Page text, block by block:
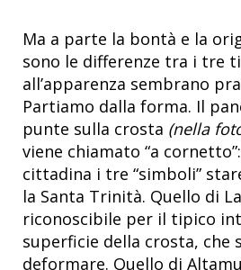
Ma a parte la bontà e la
sono le differenze tra i tre
all’apparenza sembrano
Partiamo dalla forma. Il
punte sulla crosta (nella
viene chiamato “a
cittadina i tre “simboli”
la Santa Trinità. Quello di
riconoscibile per il tipico
superficie della crosta, che
deformare. Quello di